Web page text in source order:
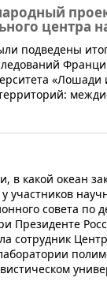
центра
подведены
в какой океан
совета по
Президенте
сотрудник